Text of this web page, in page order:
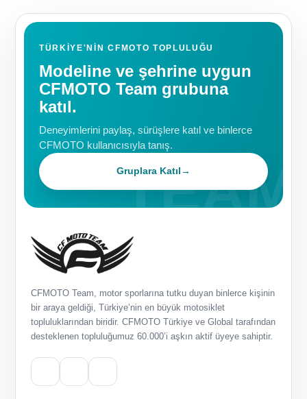
TÜRKIYE'NIN CFMOTO TOPLULUĞU
Modeline ve şehrine uygun
CFMOTO Team grubuna
katıl.
Deneyimlerini paylaş, sürüşlere katıl ve binlerce
CFMOTO kullanıcısıyla tanış.
Gruplara Katıl→
CFMOTO Team, motor sporlarına tutku duyan binlerce kişinin
bir araya geldiği, Türkiye’nin en büyük motosiklet
topluluklarından biridir. CFMOTO Türkiye ve Global tarafından
desteklenen topluluğumuz 60.000’i aşkın aktif üyeye sahiptir.